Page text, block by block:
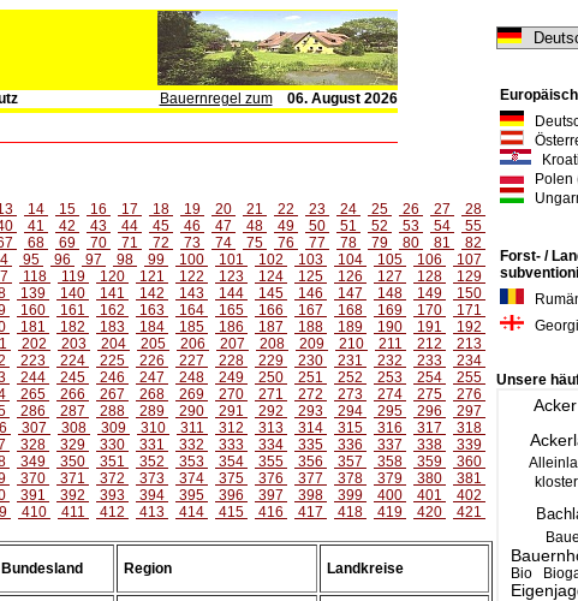
Bauernregel zum
06. August 2026
Polen
Forst- /
Unsere
Acker
kloster
Bio
14 15 16 17 18 19 20 21 22 23 24 25 26 27
28
41 42 43 44 45 46 47 48 49 50 51 52 53 54
55
68 69 70 71 72 73 74 75 76 77 78 79 80 81
82
95 96 97 98 99 100 101 102 103 104 105 106
107
118 119 120 121 122 123 124 125 126 127 128
129
139 140 141 142 143 144 145 146 147 148 149
150
160 161 162 163 164 165 166 167 168 169 170
171
181 182 183 184 185 186 187 188 189 190 191
192
202 203 204 205 206 207 208 209 210 211 212
213
223 224 225 226 227 228 229 230 231 232 233
234
244 245 246 247 248 249 250 251 252 253 254
255
265 266 267 268 269 270 271 272 273 274 275
276
286 287 288 289 290 291 292 293 294 295 296
297
307 308 309 310 311 312 313 314 315 316 317
318
328 329 330 331 332 333 334 335 336 337 338
339
349 350 351 352 353 354 355 356 357 358 359
360
370 371 372 373 374 375 376 377 378 379 380
381
391 392 393 394 395 396 397 398 399 400 401
402
410 411 412 413 414 415 416 417 418 419 420 421
Bundesland Region Landkreise